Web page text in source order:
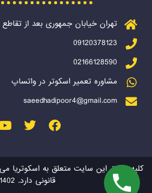
تهران خیابان جمهوری بعد از
09120378123
02166128590
مشاوره تعمیر اسکوتر در واتساپ
saeedhadipoor4@gmail.com
کلیه حقوق این سایت متعلق به اسکوتریا
قانونی دارد. 1402-1395